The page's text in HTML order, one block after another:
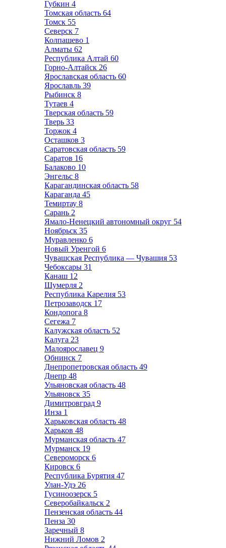
Губкин 4
Томская область 64
Томск 55
Северск 7
Колпашево 1
Алматы 62
Республика Алтай 60
Горно-Алтайск 26
Ярославская область 60
Ярославль 39
Рыбинск 8
Тутаев 4
Тверская область 59
Тверь 33
Торжок 4
Осташков 3
Саратовская область 59
Саратов 16
Балаково 10
Энгельс 8
Карагандинская область 58
Караганда 45
Темиртау 8
Сарань 2
Ямало-Ненецкий автономный округ 54
Ноябрьск 35
Муравленко 6
Новый Уренгой 6
Чувашская Республика — Чувашия 53
Чебоксары 31
Канаш 12
Шумерля 2
Республика Карелия 53
Петрозаводск 17
Кондопога 8
Сегежа 7
Калужская область 52
Калуга 23
Малоярославец 9
Обнинск 7
Днепропетровская область 49
Днепр 48
Ульяновская область 48
Ульяновск 35
Димитровград 9
Инза 1
Харьковская область 48
Харьков 48
Мурманская область 47
Мурманск 19
Североморск 6
Кировск 6
Республика Бурятия 47
Улан-Удэ 26
Гусиноозерск 5
Северобайкальск 2
Пензенская область 44
Пенза 30
Заречный 8
Нижний Ломов 2